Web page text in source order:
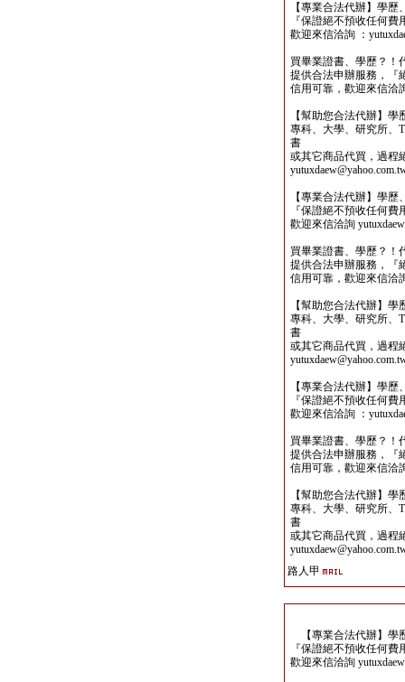
【專業合法代辦】學
『保證絕不預收任何
歡迎來信洽詢 ：
買畢業證書、學歷？！
提供合法申辦服務，『
信用可靠，歡迎來信洽
【幫助您合法代辦】
專科、大學、研究所、
書
或其它商品代買，過程
【專業合法代辦】學
『保證絕不預收任何
歡迎來信洽詢
買畢業證書、學歷？！
提供合法申辦服務，『
信用可靠，歡迎來信洽
【幫助您合法代辦】
專科、大學、研究所、
書
或其它商品代買，過程
【專業合法代辦】學
『保證絕不預收任何
歡迎來信洽詢 ：
買畢業證書、學歷？！
提供合法申辦服務，『
信用可靠，歡迎來信洽
【幫助您合法代辦】
專科、大學、研究所、
書
或其它商品代買，過程
路人甲
【專業合法代辦】學
『保證絕不預收任何
歡迎來信洽詢